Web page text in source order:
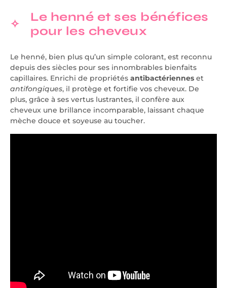
Le henné et ses bénéfices
pour les cheveux
Le henné, bien plus qu’un simple colorant, est reconnu
depuis des siècles pour ses innombrables bienfaits
capillaires. Enrichi de propriétés antibactériennes et
antifongiques, il protège et fortifie vos cheveux. De
plus, grâce à ses vertus lustrantes, il confère aux
cheveux une brillance incomparable, laissant chaque
mèche douce et soyeuse au toucher.